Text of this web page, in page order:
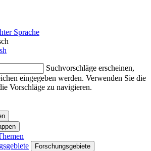
Sprache
Suchvorschläge erscheinen,
eingegeben werden. Verwenden Sie die
Vorschläge zu navigieren.
Forschungsgebiete